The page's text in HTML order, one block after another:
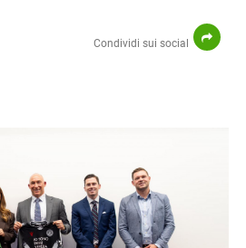
Condividi sui social